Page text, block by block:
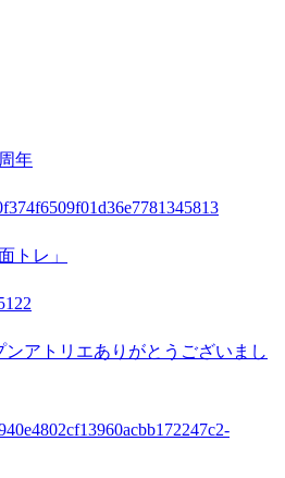
年
トレ」
アトリエありがとうございまし